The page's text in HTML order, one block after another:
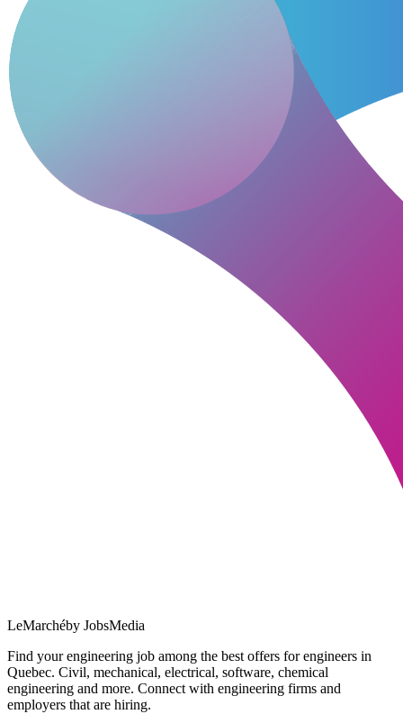
LeMarchéby JobsMedia
Find your engineering job among the best offers for engineers in
Quebec. Civil, mechanical, electrical, software, chemical
engineering and more. Connect with engineering firms and
employers that are hiring.